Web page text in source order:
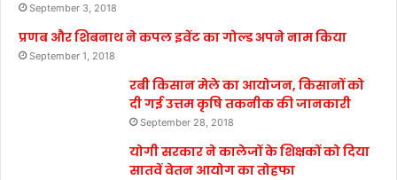
September 3, 2018
प्रणब और शिबनाथ ने कपल इवेंट का गोल्ड अपने नाम किया
September 1, 2018
रबी किसान मेले का आयोजन, किसानों को
दी गई उत्तम कृषि तकनीक की जानकारी
September 28, 2018
योगी सरकार ने कालेजों के शिक्षकों को दिया
सातवें वेतन आयोग का तोहफा